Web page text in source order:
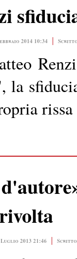
2014 10:34 Scritto
la
2013 21:46 Scritto